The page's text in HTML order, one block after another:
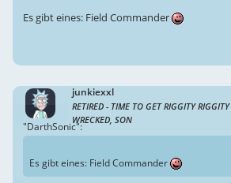
Es gibt eines: Field Commander
junkiexxl
RETIRED - TIME TO GET RIGGITY RIGGITY
WRECKED, SON
"DarthSonic":
Es gibt eines: Field Commander